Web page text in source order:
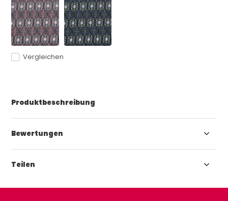
Vergleichen
Produktbeschreibung
Bewertungen
Teilen